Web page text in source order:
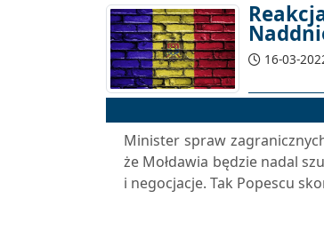
16-03-
Minister spraw
że Mołdawia będzie nadal
i negocjacje. Tak Popescu